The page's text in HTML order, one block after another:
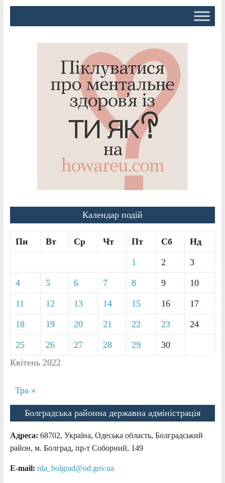
Календар подій
Квітень 2022
Пн Вт Ср Чт Пт Сб Нд
1 2 3
4 5 6 7 8 9 10
11 12 13 14 15 16 17
18 19 20 21 22 23 24
25 26 27 28 29 30
Тра »
Болградська районна державна адміністрація
Адреса: 68702, Україна, Одеська область, Болградський
район, м. Болград, пр-т Соборний, 149
E-mail: rda_bolgrad@od.gov.ua